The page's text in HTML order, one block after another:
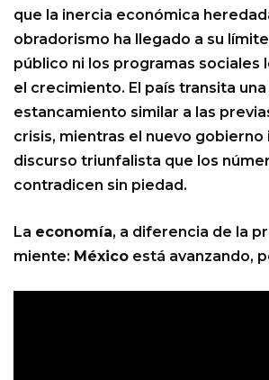
que la inercia económica
obradorismo ha llegado a su
público ni los programas sociales
el crecimiento. El país transita
estancamiento similar a las
crisis, mientras el nuevo gobierno
discurso triunfalista que los
contradicen sin piedad.
La economía, a diferencia de la
miente: México está avanzando,